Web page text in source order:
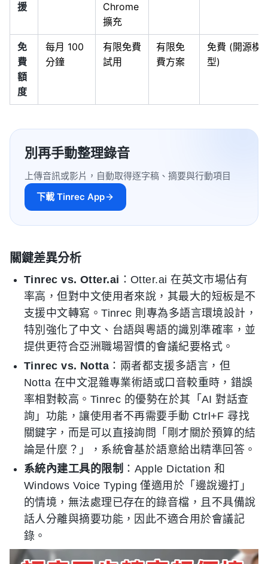
援
Chrome
擴充
免
費
額
度
每月 100
分鐘
有限免費
試用
有限免
費方案
免費 (開源模
型)
別再手動整理錄音
上傳音訊或影片，自動取得逐字稿、摘要與行動項目
下載 Tinrec App
關鍵差異分析
Tinrec vs. Otter.ai ：Otter.ai 在英文市場佔有
率高，但對中文使用者來說，其最大的短板是不
支援中文轉寫。Tinrec 則專為多語言環境設計，
特別強化了中文、台語與粵語的識別準確率，並
提供更符合亞洲職場習慣的會議紀要格式。
Tinrec vs. Notta ：兩者都支援多語言，但
Notta 在中文混雜專業術語或口音較重時，錯誤
率相對較高。Tinrec 的優勢在於其「AI 對話查
詢」功能，讓使用者不再需要手動 Ctrl+F 尋找
關鍵字，而是可以直接詢問「剛才關於預算的結
論是什麼？」，系統會基於語意給出精準回答。
系統內建工具的限制 ：Apple Dictation 和
Windows Voice Typing 僅適用於「邊說邊打」
的情境，無法處理已存在的錄音檔，且不具備說
話人分離與摘要功能，因此不適合用於會議記
錄。